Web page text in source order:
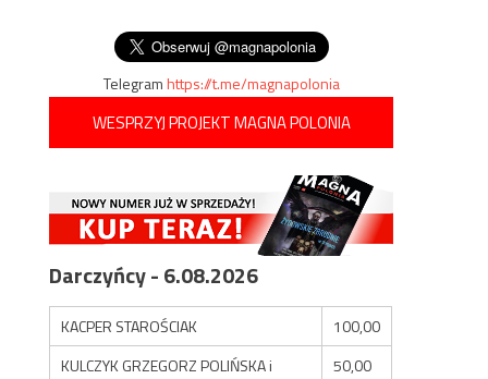
Telegramhttps://t.me/magnapolonia
WESPRZYJ PROJEKT MAGNA POLONIA
Darczyńcy - 6.08.2026
KACPER STAROŚCIAK
100,00
KULCZYK GRZEGORZ POLIŃSKA i
50,00